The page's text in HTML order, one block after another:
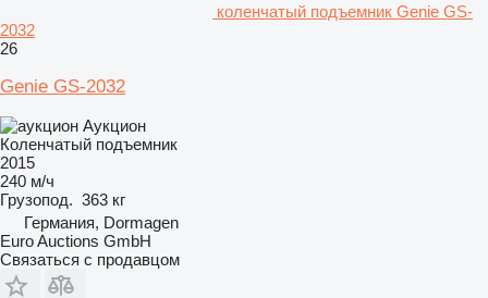
коленчатый подъемник Genie GS-
2032
26
Genie GS-2032
Аукцион
Коленчатый подъемник
2015
240 м/ч
Грузопод. 363 кг
Германия, Dormagen
Euro Auctions GmbH
Связаться с продавцом